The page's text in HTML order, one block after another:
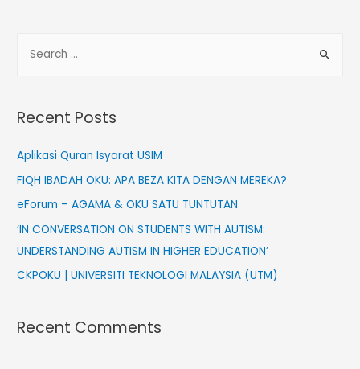
GELAP
r
h
f
Recent Posts
Aplikasi Quran Isyarat USIM
FIQH IBADAH OKU: APA BEZA KITA DENGAN MEREKA?
eForum – AGAMA & OKU SATU TUNTUTAN
‘IN CONVERSATION ON STUDENTS WITH AUTISM:
UNDERSTANDING AUTISM IN HIGHER EDUCATION’
CKPOKU | UNIVERSITI TEKNOLOGI MALAYSIA (UTM)
Recent Comments